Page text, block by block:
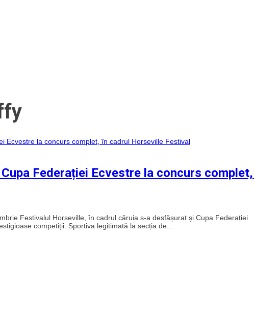
Federației Ecvestre la concurs
Festivalul Horseville, în cadrul căruia s-a desfășurat și Cupa Federației
competiții. Sportiva legitimată la secția de...